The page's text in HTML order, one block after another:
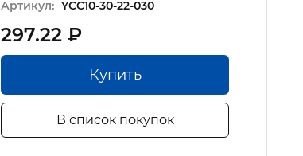
Артикул: YCC10-30-22-030
297.22 ₽
Купить
В список покупок